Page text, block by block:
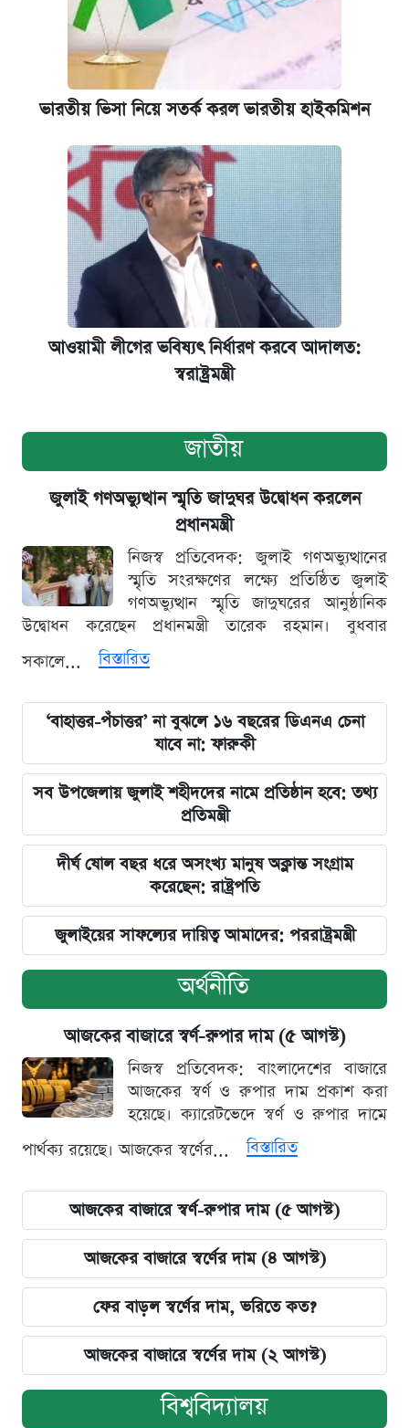
ভারতীয় ভিসা নিয়ে সতর্ক করল ভারতীয় হাইকমিশন
আওয়ামী লীগের ভবিষ্যৎ নির্ধারণ করবে আদালত:
স্বরাষ্ট্রমন্ত্রী
জাতীয়
জুলাই গণঅভ্যুত্থান স্মৃতি জাদুঘর উদ্বোধন করলেন
প্রধানমন্ত্রী
নিজস্ব প্রতিবেদক: জুলাই গণঅভ্যুত্থানের
স্মৃতি সংরক্ষণের লক্ষ্যে প্রতিষ্ঠিত জুলাই
গণঅভ্যুত্থান স্মৃতি জাদুঘরের আনুষ্ঠানিক
উদ্বোধন করেছেন প্রধানমন্ত্রী তারেক রহমান। বুধবার
সকালে...
বিস্তারিত
‘বাহাত্তর-পঁচাত্তর’ না বুঝলে ১৬ বছরের ডিএনএ চেনা
যাবে না: ফারুকী
সব উপজেলায় জুলাই শহীদদের নামে প্রতিষ্ঠান হবে: তথ্য
প্রতিমন্ত্রী
দীর্ঘ ষোল বছর ধরে অসংখ্য মানুষ অক্লান্ত সংগ্রাম
করেছেন: রাষ্ট্রপতি
জুলাইয়ের সাফল্যের দায়িত্ব আমাদের: পররাষ্ট্রমন্ত্রী
অর্থনীতি
আজকের বাজারে স্বর্ণ-রুপার দাম (৫ আগস্ট)
নিজস্ব প্রতিবেদক: বাংলাদেশের বাজারে
আজকের স্বর্ণ ও রুপার দাম প্রকাশ করা
হয়েছে। ক্যারেটভেদে স্বর্ণ ও রুপার দামে
পার্থক্য রয়েছে। আজকের স্বর্ণের...
বিস্তারিত
আজকের বাজারে স্বর্ণ-রুপার দাম (৫ আগস্ট)
আজকের বাজারে স্বর্ণের দাম (৪ আগস্ট)
ফের বাড়ল স্বর্ণের দাম, ভরিতে কত?
আজকের বাজারে স্বর্ণের দাম (২ আগস্ট)
বিশ্ববিদ্যালয়